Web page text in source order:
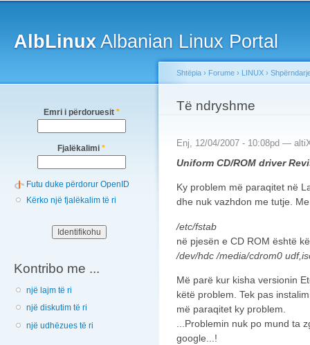
AlbLinuxAlbanian Linux Portal
Emri i përdoruesit *
Fjalëkalimi *
Futu duke përdorur OpenID
Kërko një fjalëkalim të ri
Kontribo me ...
një lajm të ri
një diskutim të ri
një udhëzues të ri
You are here
Shtëpia › Forume › LINUX ›
Të ndryshme
Enj, 12/04/2007 - 10:08pd —
Uniform CD/ROM driver
Ky problem më paraqitet në
dhe nuk vazhdon me tutje.
/etc/fstab
në pjesën e CD ROM është
/dev/hdc /media/cdrom0
Më parë kur kisha versionin
këtë problem. Tek pas
më paraqitet ky problem.
...Problemin nuk po mund ta
google...!